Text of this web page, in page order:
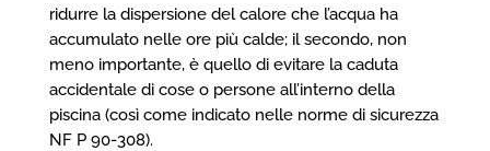
ridurre la dispersione del calore che l’acqua ha
accumulato nelle ore più calde; il secondo, non
meno importante, è quello di evitare la caduta
accidentale di cose o persone all’interno della
piscina (così come indicato nelle norme di sicurezza
NF P 90-308).